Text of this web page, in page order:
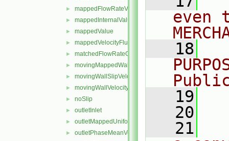
► mappedFlowRateVelocity
► mappedInternalValue
► mappedValue
► mappedVelocityFlux
► matchedFlowRateOutletVelocity
► movingMappedWallVelocity
► movingWallSlipVelocity
► movingWallVelocity
► noSlip
► outletInlet
► outletMappedUniformInlet
► outletPhaseMeanVelocity
even
   18
   19
   20
   21